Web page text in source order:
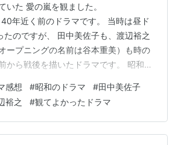
いた 愛の嵐を観ました。
年近く前のドラマです。 当時は昼ド
たのですが、 田中美佐子も、渡辺裕之
ープニングの名前は谷本重美）も時の
から戦後を描いたドラマです。 昭和
うドラマでした。 www.youtube.com
かったです。 田中美佐子さん、 笑顔が
で 可哀そうでした。 岡山情報というわ
…(^^ こちらを押していただけると 更新
感想 #昭和のドラマ #田中美佐子
裕之 #観てよかったドラマ